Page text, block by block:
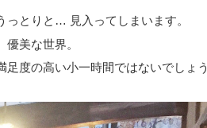
とりと… 見入ってしまいます。
美な世界。
度の高い小一時間ではないでしょう